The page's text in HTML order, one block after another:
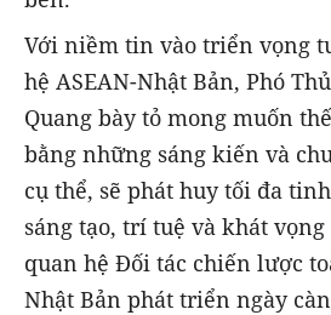
Với niềm tin vào triển vọng
hệ ASEAN-Nhật Bản, Phó
Quang bày tỏ mong muốn
bằng những sáng kiến và
cụ thể, sẽ phát huy tối đa
sáng tạo, trí tuệ và khát
quan hệ Đối tác chiến lược
Nhật Bản phát triển ngày